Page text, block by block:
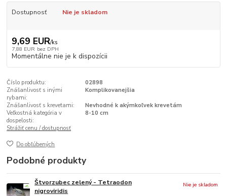
Dostupnosť Nie je skladom
9,69 EUR/ks
7,88 EUR bez DPH
Momentálne nie je k dispozícii
Číslo produktu:
02898
Znášanlivosť s inými
rybami:
Komplikovanejšia
Znášanlivosť s krevetami:
Nevhodné k akýmkoľvek krevetám
Veľkostná kategória v
dospelosti:
8-10 cm
Strážiť cenu / dostupnosť
Do obľúbených
Podobné produkty
Štvorzubec zelený - Tetraodon
nigroviridis
Nie je skladom